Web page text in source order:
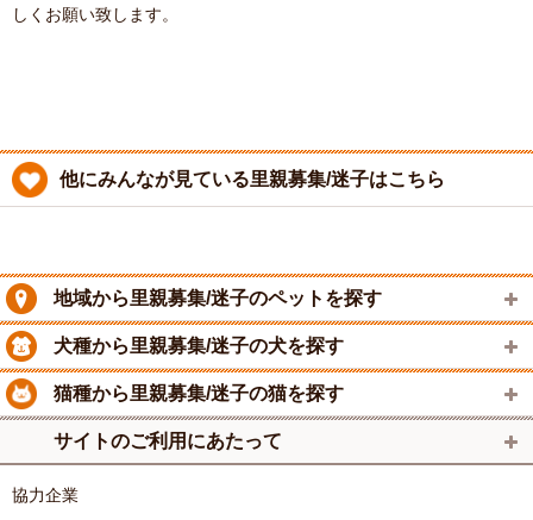
しくお願い致します。
他にみんなが見ている里親募集/迷子はこちら
地域から里親募集/迷子のペットを探す
犬種から里親募集/迷子の犬を探す
猫種から里親募集/迷子の猫を探す
サイトのご利用にあたって
協力企業